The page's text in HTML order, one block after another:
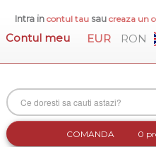
Intra in contul tausau creaza un
Contul meu EUR RON
COMANDA 0